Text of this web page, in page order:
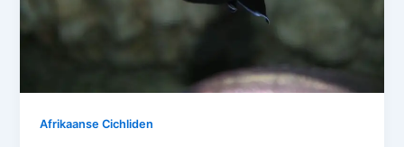
Afrikaanse Cichliden